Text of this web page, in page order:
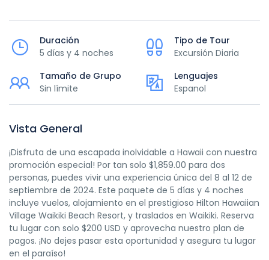
Duración
5 días y 4 noches
Tipo de Tour
Excursión Diaria
Tamaño de Grupo
Sin límite
Lenguajes
Espanol
Vista General
¡Disfruta de una escapada inolvidable a Hawaii con nuestra
promoción especial! Por tan solo $1,859.00 para dos
personas, puedes vivir una experiencia única del 8 al 12 de
septiembre de 2024. Este paquete de 5 días y 4 noches
incluye vuelos, alojamiento en el prestigioso Hilton Hawaiian
Village Waikiki Beach Resort, y traslados en Waikiki. Reserva
tu lugar con solo $200 USD y aprovecha nuestro plan de
pagos. ¡No dejes pasar esta oportunidad y asegura tu lugar
en el paraíso!